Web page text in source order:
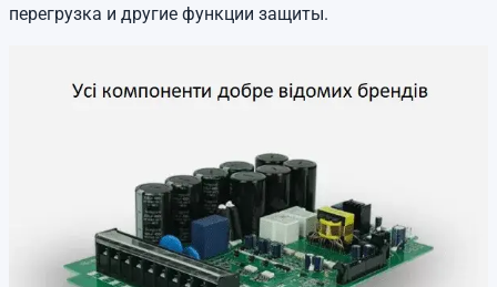
перегрузка и другие функции защиты.